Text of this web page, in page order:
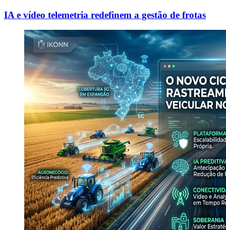
IA e vídeo telemetria redefinem a gestão de frotas